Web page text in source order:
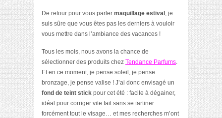
De retour pour vous parler maquillage estival , je
suis sûre que vous êtes pas les derniers à vouloir
vous mettre dans l’ambiance des vacances !
Tous les mois, nous avons la chance de
sélectionner des produits chez Tendance Parfums.
Et en ce moment, je pense soleil, je pense
bronzage, je pense valise ! J’ai donc envisagé un
fond de teint stick pour cet été : facile à dégainer,
idéal pour corriger vite fait sans se tartiner
forcément tout le visage… et mes recherches m’ont